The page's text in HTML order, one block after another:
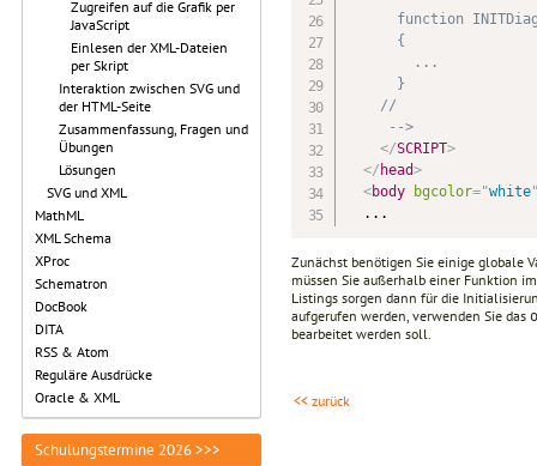
Zugreifen auf die Grafik per
JavaScript
Einlesen der XML-Dateien
per Skript
Interaktion zwischen SVG und
der HTML-Seite
Zusammenfassung, Fragen und
Übungen
Lösungen
SVG und XML
MathML
XML Schema
XProc
Schematron
DocBook
DITA
RSS & Atom
Reguläre Ausdrücke
Oracle & XML
Schulungstermine 2026 >>>
function
      {
        ...
      }
    //
     -->
</SCRIPT>
</ head>
<body bgcolor="white
Zunächst benötigen Sie einige globale
müssen Sie außerhalb einer Funktion
Listings sorgen dann für die
aufgerufen werden, verwenden Sie das
bearbeitet werden soll.
<< zurück